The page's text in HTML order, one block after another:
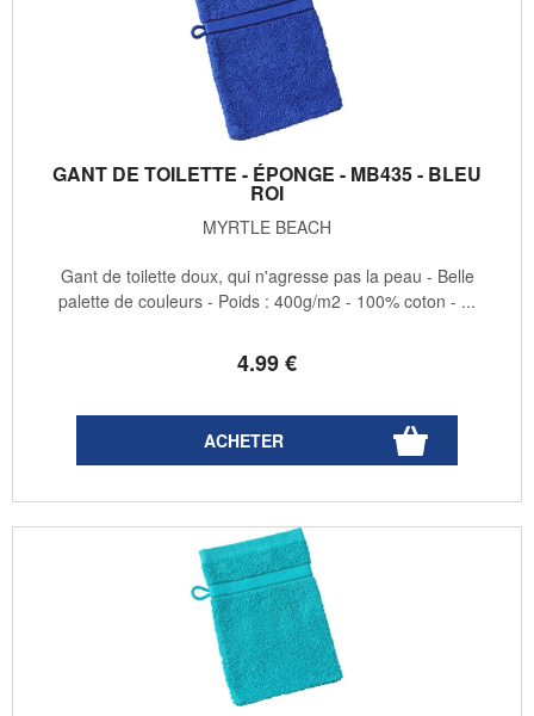
GANT DE TOILETTE - ÉPONGE - MB435 - BLEU
ROI
MYRTLE BEACH
4.99€
Gant de toilette doux, qui n'agresse pas la peau - Belle
palette de couleurs - Poids : 400g/m2 - 100% coton - ...